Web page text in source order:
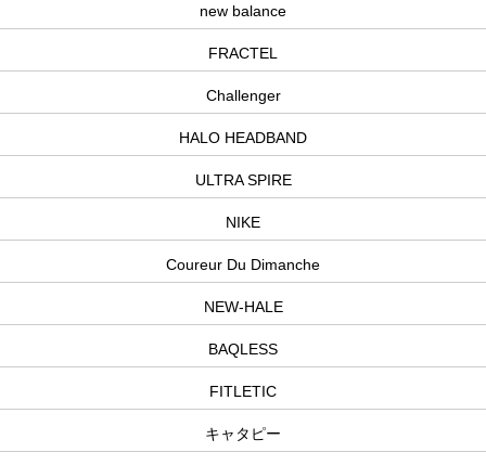
new balance
FRACTEL
Challenger
HALO HEADBAND
ULTRA SPIRE
NIKE
Coureur Du Dimanche
NEW-HALE
BAQLESS
FITLETIC
キャタピー